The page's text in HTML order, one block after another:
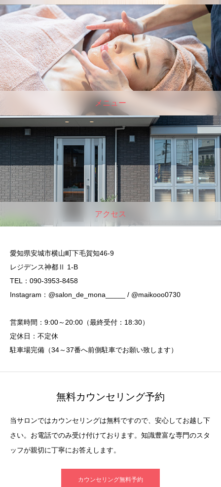
メニュー
アクセス
愛知県安城市横山町下毛賀知46-9
レジデンス神都Ⅱ 1-B
TEL：090-3953-8458
Instagram：@salon_de_mona_____ / @maikooo0730
営業時間：9:00～20:00（最終受付：18:30）
定休日：不定休
駐車場完備（34～37番へ前側駐車でお願い致します）
無料カウンセリング予約
当サロンではカウンセリングは無料ですので、安心してお越し下
さい。お電話でのみ受け付けております。知識豊富な専門のスタ
ッフが親切に丁寧にお答えします。
カウンセリング無料予約